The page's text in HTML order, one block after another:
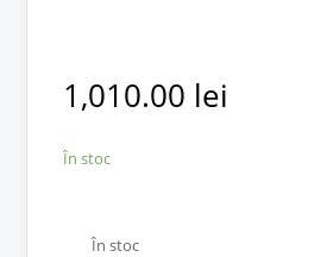
1,010.00 lei
În stoc
În stoc